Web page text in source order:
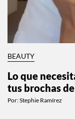
BEAUTY
Lo que
tus brochas
Por:Stephie Ramírez